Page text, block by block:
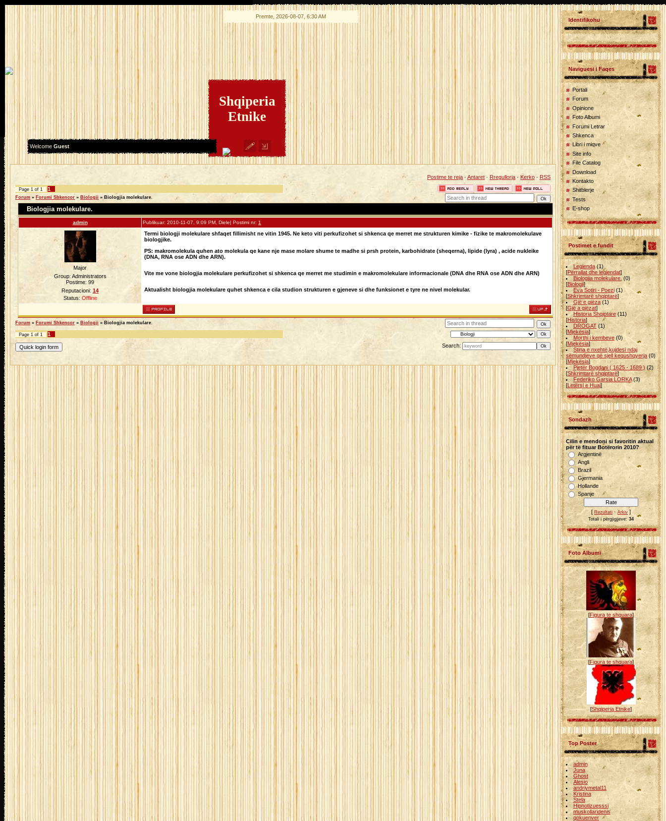
Premte, 2026-08-07, 6:30 AM
Shqiperia
Etnike
Welcome Guest
Postime te reja · Antaret · Rregullorja · Kerko · RSS
Page 1 of 1 1
Forum » Forumi Shkencor » Biologji » Biologjia molekulare.
Biologjia molekulare.
admin Publikuar: 2010-11-07, 9:09 PM, Diele| Postimi nr: 1
Major
Group: Administrators
Postime: 99
Reputacioni: 14
Status: Offline
Termi biologji molekulare shfaqet fillimisht ne vitin 1945. Ne keto viti perkufizohet si shkenca qe merret me strukturen kimike - fizike te makromolekulave
biologjike.
PS: makromolekula quhen ato molekula qe kane nje mase molare shume te madhe si prsh protein, karbohidrate (sheqerna), lipide (lyra) , acide nukleike
(DNA, RNA ose ADN dhe ARN).
Vite me vone biologjia molekulare perkufizohet si shkenca qe merret me studimin e makromolekulare informacionale (DNA dhe RNA ose ADN dhe ARN)
Aktualisht biologjia molekulare quhet shkenca e cila studion strukturen e gjeneve si dhe funksionet e tyre ne nivel molekular.
Forum » Forumi Shkencor » Biologji » Biologjia molekulare.
Page 1 of 1
1
Search:
Identifikohu
Naviguesi i Faqes
Portali
Forum
Opinione
Foto Albumi
Forumi Letrar
Shkenca
Libri i miqve
Site info
File Catalog
Download
Kontakto
Shitblerje
Tests
E-shop
Postimet e fundit
Legjenda (1)
[Përrallat dhe legjendat]
Biologjia molekulare. (0)
[Biologji]
Eva Sotiri - Poezi (1)
[Shkrimtarë shqiptarë]
Gjë e gjëza (1)
[Gjë a gjëzat]
Historia Shqiptare (11)
[Historia]
DROGAT (1)
[Mjekësia]
Morthi i kembeve (0)
[Mjekësia]
Stina e nxehtë,kujdesi ndaj
sëmundjeve që sjell kequshqyerja (0)
[Mjekësia]
Pjetër Bogdani ( 1625 - 1689 ) (2)
[Shkrimtarë shqiptarë]
Federiko Garsia LORKA (3)
[Letërsi e Huaj]
Sondazh
Cilin e mendoni si favoritin aktual
për të fituar Botërorin 2010?
Argjentinë
Angli
Brazil
Gjermania
Hollande
Spanje
[Rezultati · Arkiv]
Totali i përgjigjjeve: 34
Foto Albumi
[Figura te shquara]
[Figura te shquara]
[Shqiperia Etnike]
Top Poster
admin
Juna
Ghost
Alesio
andriymetal11
Kristina
Stela
Hipnotizuesssi
muskollaridenis
qokuenver